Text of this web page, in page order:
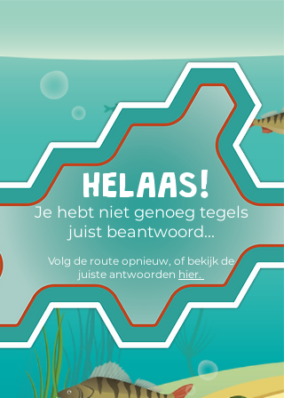
HELAAS!
Je hebt niet genoeg tegels
juist beantwoord...
Volg de route opnieuw, of bekijk de
juiste antwoorden hier.